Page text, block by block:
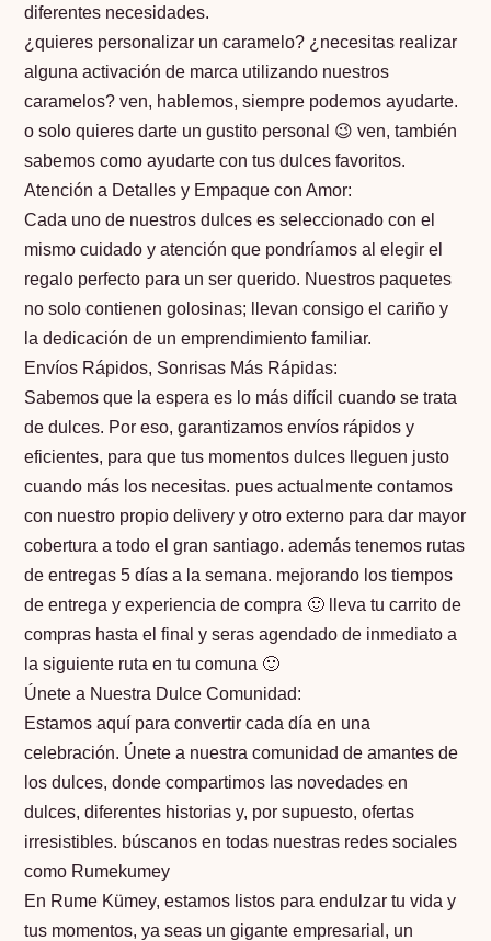
diferentes necesidades.
¿quieres personalizar un caramelo? ¿necesitas realizar
alguna activación de marca utilizando nuestros
caramelos? ven, hablemos, siempre podemos ayudarte.
o solo quieres darte un gustito personal 😉 ven, también
sabemos como ayudarte con tus dulces favoritos.
Atención a Detalles y Empaque con Amor:
Cada uno de nuestros dulces es seleccionado con el
mismo cuidado y atención que pondríamos al elegir el
regalo perfecto para un ser querido. Nuestros paquetes
no solo contienen golosinas; llevan consigo el cariño y
la dedicación de un emprendimiento familiar.
Envíos Rápidos, Sonrisas Más Rápidas:
Sabemos que la espera es lo más difícil cuando se trata
de dulces. Por eso, garantizamos envíos rápidos y
eficientes, para que tus momentos dulces lleguen justo
cuando más los necesitas. pues actualmente contamos
con nuestro propio delivery y otro externo para dar mayor
cobertura a todo el gran santiago. además tenemos rutas
de entregas 5 días a la semana. mejorando los tiempos
de entrega y experiencia de compra 🙂 lleva tu carrito de
compras hasta el final y seras agendado de inmediato a
la siguiente ruta en tu comuna 🙂
Únete a Nuestra Dulce Comunidad:
Estamos aquí para convertir cada día en una
celebración. Únete a nuestra comunidad de amantes de
los dulces, donde compartimos las novedades en
dulces, diferentes historias y, por supuesto, ofertas
irresistibles. búscanos en todas nuestras redes sociales
como Rumekumey
En Rume Kümey, estamos listos para endulzar tu vida y
tus momentos, ya seas un gigante empresarial, un